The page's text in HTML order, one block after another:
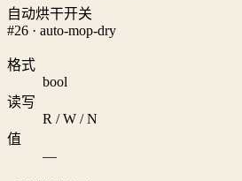
自动烘干开关
#26 · auto-mop-dry
格式
bool
读写
R / W / N
值
—